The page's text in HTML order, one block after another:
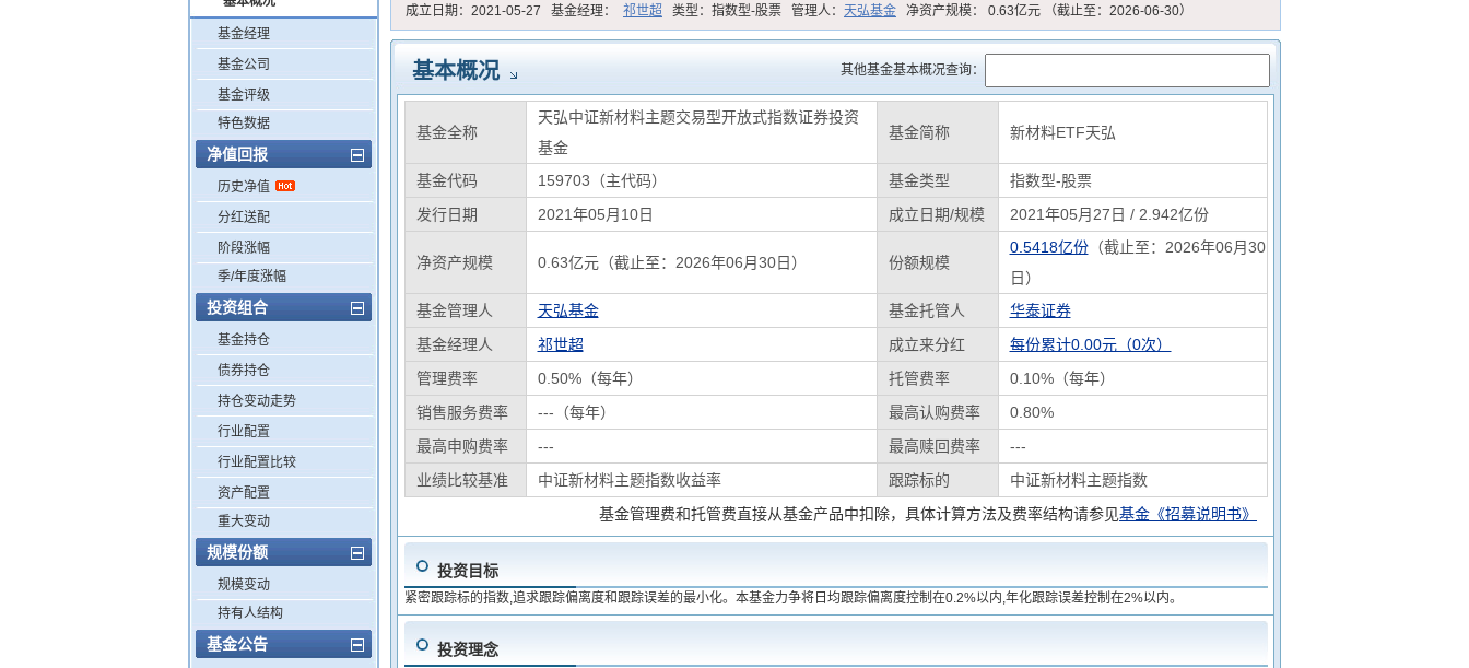
基金经理
基金公司
基金评级
特色数据
净值回报
历史净值
分红送配
阶段涨幅
季/年度涨幅
投资组合
基金持仓
债券持仓
持仓变动走势
行业配置
行业配置比较
资产配置
重大变动
规模份额
规模变动
持有人结构
基金公告
成立日期： 2021-05-27 基金经理： 祁世超 类型： 指数型-股票 管理人： 天弘基金 净资产规模： 0.63亿元 （截止至：2026-06-30）
基本概况 其他基金基本概况查询：
基金全称
天弘中证新材料主题交易型开放式指数证券投资
基金
基金简称 新材料ETF天弘
基金代码 159703（主代码） 基金类型
指数型-股票
发行日期
2021年05月10日 成立日期/规模 2021年05月27日 / 2.942亿份
净资产规模 0.63亿元（截止至：2026年06月30日） 份额规模
0.5418亿份（截止至：2026年06月30
日）
基金管理人
天弘基金 基金托管人
华泰证券
基金经理人
祁世超 成立来分红
每份累计0.00元（0次）
管理费率
0.50%（每年） 托管费率
0.10%（每年）
销售服务费率
---（每年） 最高认购费率
0.80%
最高申购费率
--- 最高赎回费率
---
业绩比较基准
中证新材料主题指数收益率 跟踪标的
中证新材料主题指数
基金管理费和托管费直接从基金产品中扣除，具体计算方法及费率结构请参见基金《招募说明书》
投资目标
紧密跟踪标的指数,追求跟踪偏离度和跟踪误差的最小化。本基金力争将日均跟踪偏离度控制在0.2%以内,年化跟踪误差控制在2%以内。
投资理念